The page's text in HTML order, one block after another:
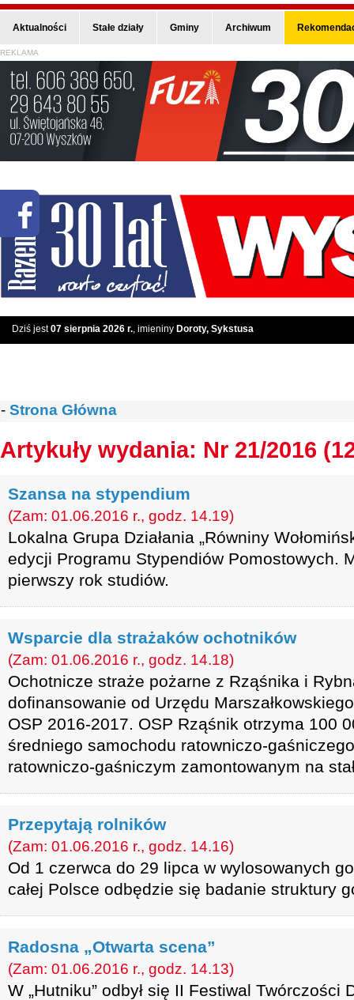
Aktualności Stałe działy Gminy Archiwum
REKLAMA
Dziś jest07 sierpnia 2026 r., imieniny Doroty, Sykstusa
- Strona Główna
Artykuły wydania: Nr 21/2016
Szansa na stypendium
(Zam: 01.06.2016 r., godz. 14.19)
Lokalna Grupa Działania „Równiny
edycji Programu Stypendiów Pomostowych.
pierwszy rok studiów.
Wsparcie dla strażaków ochotników
(Zam: 01.06.2016 r., godz. 14.18)
Ochotnicze straże pożarne z Rząśnika i
dofinansowanie od Urzędu
OSP 2016-2017. OSP Rząśnik otrzyma 100
średniego samochodu ratowniczo-
ratowniczo-gaśniczym zamontowanym na
Przepytają rolników
(Zam: 01.06.2016 r., godz. 14.16)
Od 1 czerwca do 29 lipca w wylosowanych
całej Polsce odbędzie się badanie struktury
Radosna „Otwarta scena”
(Zam: 01.06.2016 r., godz. 14.13)
W „Hutniku” odbył się II Festiwal Twórczości